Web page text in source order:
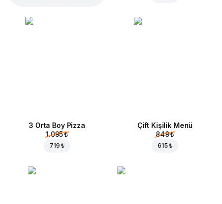
3 Orta Boy Pizza
1.095 ₺
719 ₺
Çift Kişilik Menü
849 ₺
615 ₺